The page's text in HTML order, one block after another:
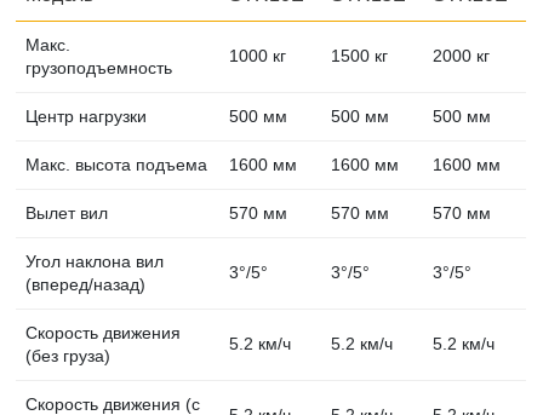
Макс.
грузоподъемность
1000 кг 1500 кг 2000 кг
Центр нагрузки 500 мм 500 мм 500 мм
Макс. высота подъема 1600 мм 1600 мм 1600 мм
Вылет вил 570 мм 570 мм 570 мм
Угол наклона вил
(вперед/назад)
3°/5° 3°/5° 3°/5°
Скорость движения
(без груза)
5.2 км/ч 5.2 км/ч 5.2 км/ч
Скорость движения (с